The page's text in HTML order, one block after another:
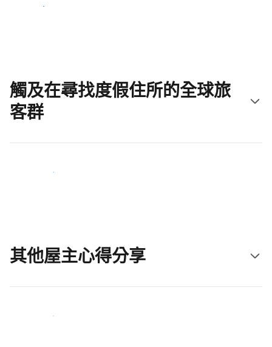
立即開始吧
觸及在尋找度假住所的全球旅
客群
立即接觸新住客
其他屋主心得分享
加入同業的行列